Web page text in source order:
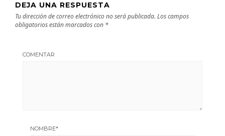
DEJA UNA RESPUESTA
Tu dirección de correo electrónico no será publicada. Los campos
obligatorios están marcados con *
COMENTAR
NOMBRE*